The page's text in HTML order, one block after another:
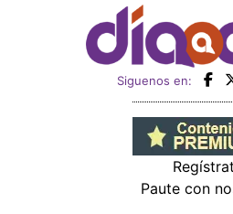
Siguenos en:
Paute con